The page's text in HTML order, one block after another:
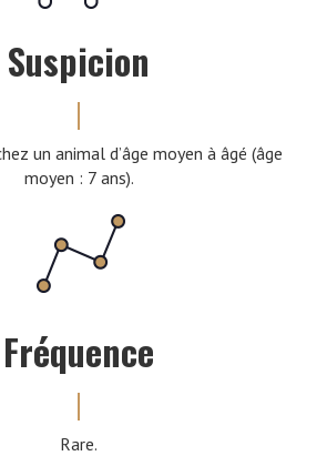
Suspicion
un animal d’âge moyen à âgé (âge
moyen : 7 ans).
Fréquence
Rare.